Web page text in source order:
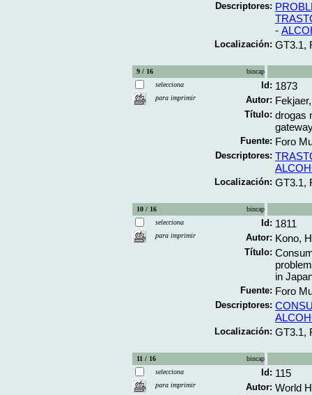
Descriptores:
-
Localización: GT3.1,
9 / 16
bincap
selecciona
para imprimir
Id: 1873
Autor:
Título: drogas
Fuente: Foro
Descriptores:
Localización: GT3.1,
10 / 16
bincap
selecciona
para imprimir
Id: 1811
Autor: Kono,
Título:
in
Fuente: Foro
Descriptores:
Localización: GT3.1,
11 / 16
bincap
selecciona
para imprimir
Id: 115
Autor: World